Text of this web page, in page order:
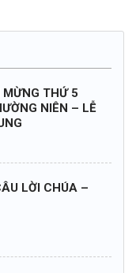
MỪNG THỨ 5
NIÊN – LỄ
LỜI CHÚA –